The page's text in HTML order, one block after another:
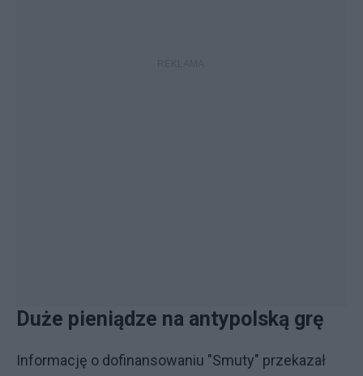
Duże pieniądze na antypolską grę
Informację o dofinansowaniu "Smuty" przekazał